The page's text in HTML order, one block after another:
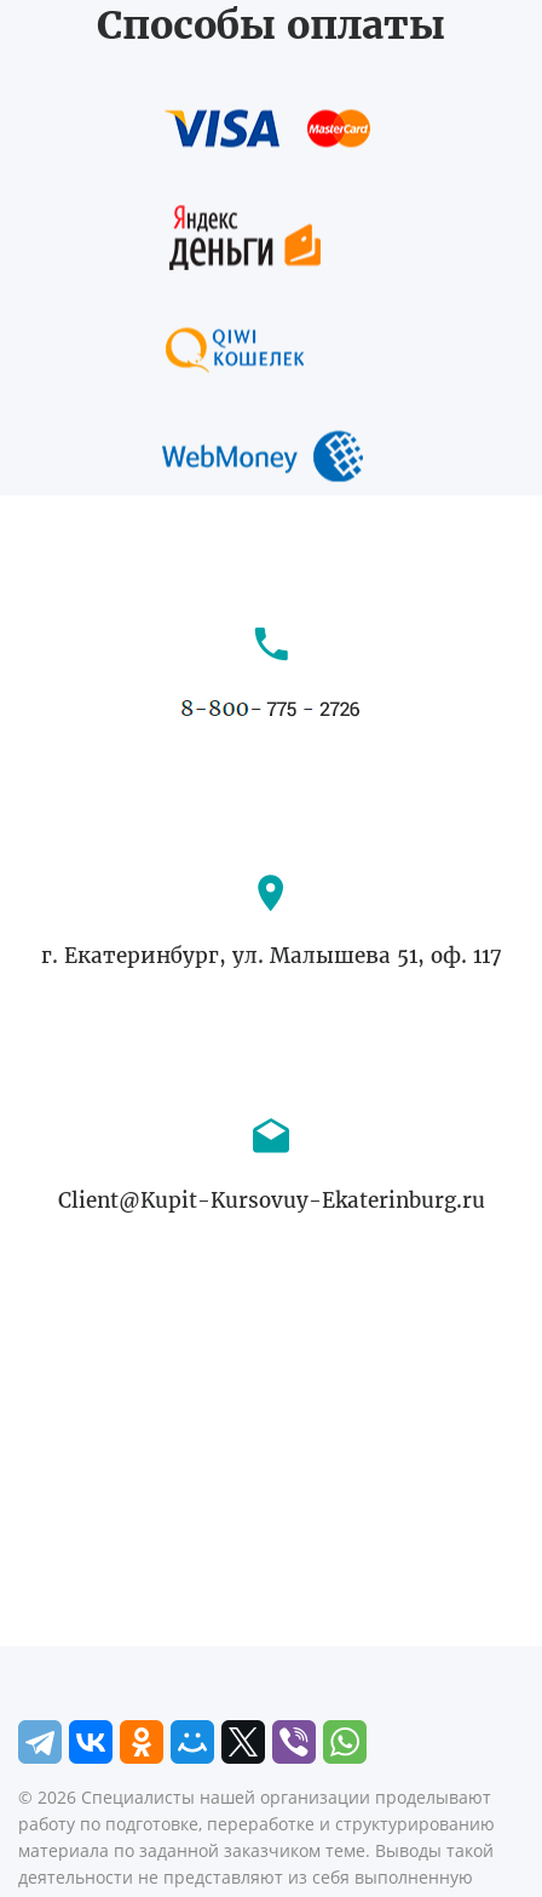
Способы оплаты
г. Екатеринбург, ул. Малышева 51, оф. 117
Client@Kupit-Kursovuy-Ekaterinburg.ru
© 2026 Специалисты нашей организации проделывают
работу по подготовке, переработке и структурированию
материала по заданной заказчиком теме. Выводы такой
деятельности не представляют из себя выполненную